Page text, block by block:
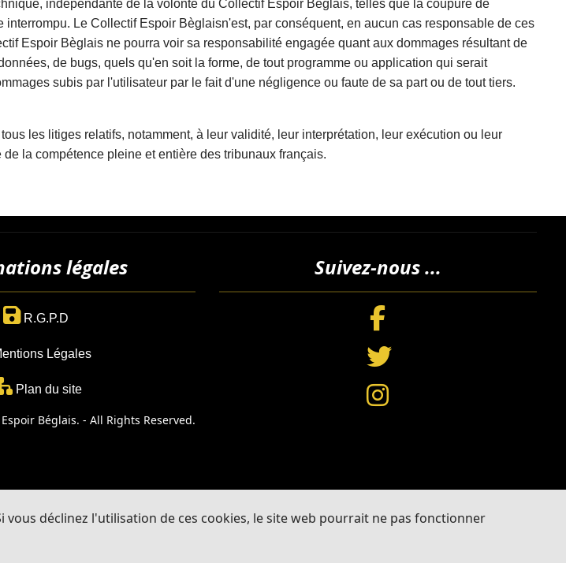
indépendante de la volonté du Collectif Espoir Bèglais, telles que la coupure de
interrompu. Le Collectif Espoir Bèglaisn'est, par conséquent, en aucun cas responsable de ces
Espoir Bèglais ne pourra voir sa responsabilité engagée quant aux dommages résultant de
de bugs, quels qu'en soit la forme, de tout programme ou application qui serait
subis par l'utilisateur par le fait d'une négligence ou faute de sa part ou de tout tiers.
les litiges relatifs, notamment, à leur validité, leur interprétation, leur exécution ou leur
la compétence pleine et entière des tribunaux français.
légales
R.G.P.D
Légales
Plan du site
Béglais. - All Rights Reserved.
Suivez-nous ...
déclinez l'utilisation de ces cookies, le site web pourrait ne pas fonctionner